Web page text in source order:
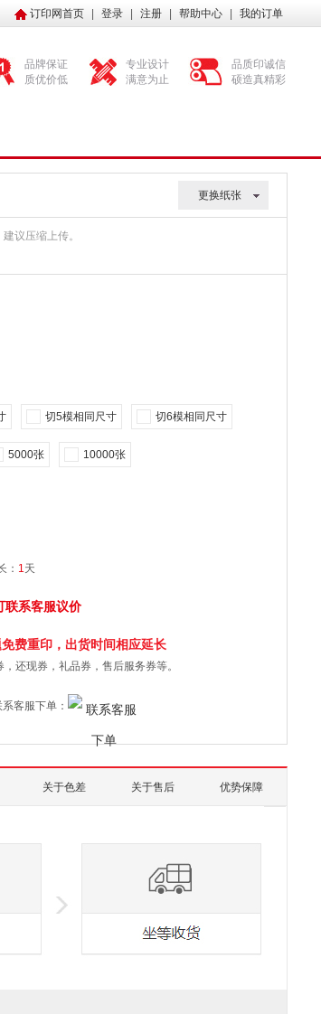
订印网首页 登录 注册 帮助中心 我的订单
品牌保证
质优价低
专业设计
满意为止
品质印诚信
硕造真精彩
更换纸张
议压缩上传。
切5模相同尺寸 切6模相同尺寸
5000张 10000张
： 1天
联系客服议价
费重印，出货时间相应延长
还现券，礼品券，售后服务券等。
客服下单：
关于色差 关于售后 优势保障